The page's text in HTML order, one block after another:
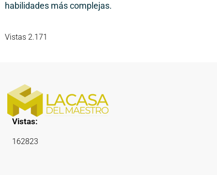
habilidades más complejas.
Vistas 2.171
Vistas:
162823